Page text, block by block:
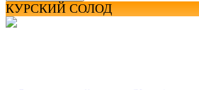
КУРСКИЙ СОЛОД